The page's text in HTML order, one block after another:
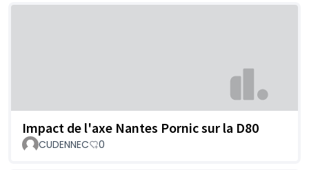
Impact de l'axe Nantes Pornic sur la D80
CUDENNEC 0